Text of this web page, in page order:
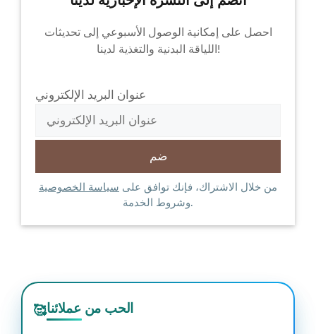
احصل على إمكانية الوصول الأسبوعي إلى تحديثات
اللياقة البدنية والتغذية لدينا!
عنوان البريد الإلكتروني
من خلال الاشتراك، فإنك توافق على سياسة الخصوصية
وشروط الخدمة.
🥰الحب من عملائنا